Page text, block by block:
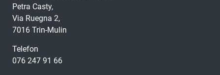
Petra Casty,
Via Ruegna 2,
7016 Trin-Mulin
Telefon
076 247 91 66